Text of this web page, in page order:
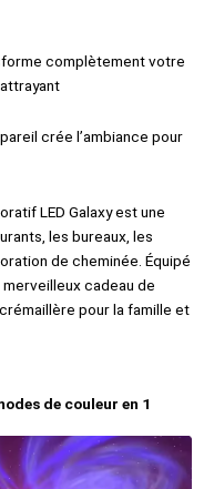
complètement votre
crée l’ambiance pour
LED Galaxy est une
les bureaux, les
de cheminée. Équipé
merveilleux cadeau de
pour la famille et
de couleur en 1